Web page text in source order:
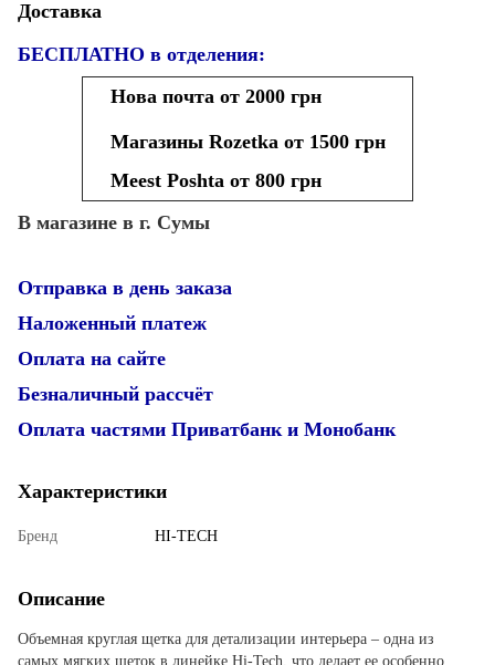
Доставка
БЕСПЛАТНО в отделения:
Нова почта от 2000 грн
Магазины Rozetka от 1500 грн
Meest Poshta от 800 грн
В магазине в г. Сумы
Отправка в день заказа
Наложенный платеж
Оплата на сайте
Безналичный рассчёт
Оплата частями Приватбанк и Монобанк
Характеристики
Бренд HI-TECH
Описание
Объемная круглая щетка для детализации интерьера – одна из
самых мягких щеток в линейке Hi-Tech, что делает ее особенно